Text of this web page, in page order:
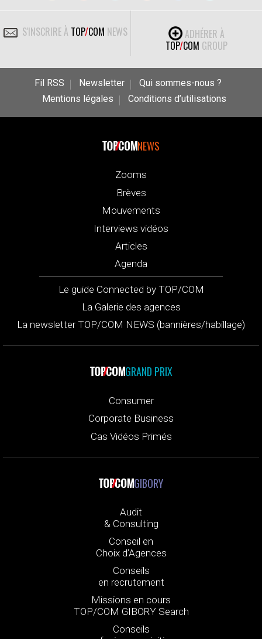
S'INSCRIRE À TOP/COM NEWS
ADHÉRER À
TOP/COM GROUP
Fil RSS Newsletter
Qui sommes-nous ?
Mentions légales
Conditions d’utilisations
NEWS
Zooms
Brèves
Mouvements
Interviews vidéos
Articles
Agenda
Le guide Connected by TOP/COM
La Galerie des agences
La newsletter TOP/COM NEWS (bannières/habillage)
GRAND PRIX
Consumer
Corporate Business
Cas Vidéos Primés
GIBORY
Audit
& Consulting
Conseil en
Choix d’Agences
Conseils
en recrutement
Missions en cours
TOP/COM GIBORY Search
Conseils